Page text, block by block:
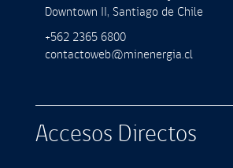
Downtown II, Santiago de Chile
+562 2365 6800
contactoweb@minenergia.cl
Accesos Directos